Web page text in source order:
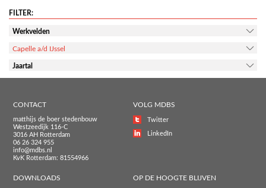
FILTER:
Werkvelden
Capelle a/d IJssel
Jaartal
CONTACT
matthijs de boer stedenbouw
Westzeedijk 116-C
3016 AH Rotterdam
06 26 324 955
info@mdbs.nl
KvK Rotterdam: 81554966
VOLG MDBS
Twitter
LinkedIn
DOWNLOADS OP DE HOOGTE BLIJVEN